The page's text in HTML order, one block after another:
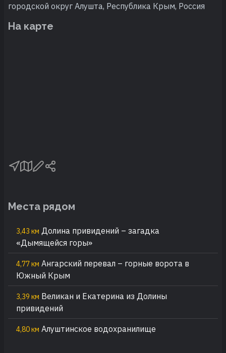
городской округ Алушта, Республика Крым, Россия
На карте
Места рядом
3,43 км Долина привидений – загадка
«Дымящейся горы»
4,77 км Ангарский перевал – горные ворота в
Южный Крым
3,39 км Великан и Екатерина из Долины
привидений
4,80 км Алуштинское водохранилище